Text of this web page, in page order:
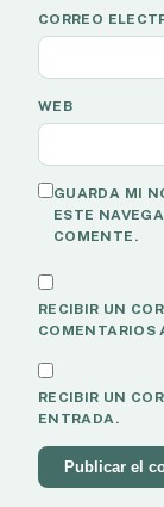
CORREO
WEB
GUARDA MI
ESTE
COMENTE.
RECIBIR UN
COMENTARIOS
RECIBIR UN
ENTRADA.